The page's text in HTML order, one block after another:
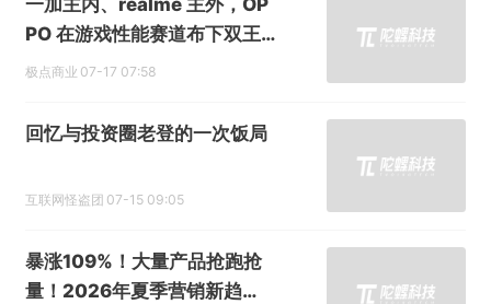
PO 在游戏性能赛道布下双王
牌
极点商业 07-17 07:58
回忆与投资圈老登的一次饭局
互联网怪盗团 07-15 09:05
暴涨109%！大量产品抢跑抢
量！2026年夏季营销新趋